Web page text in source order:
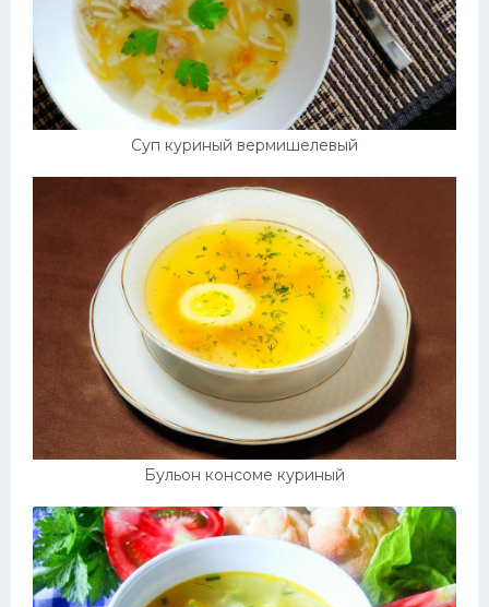
Суп куриный вермишелевый
Бульон консоме куриный